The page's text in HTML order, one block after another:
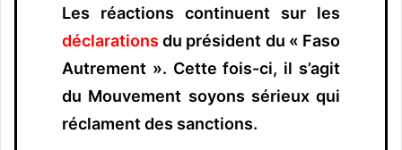
Les réactions continuent sur les
déclarations du président du « Faso
Autrement ». Cette fois-ci, il s’agit
du Mouvement soyons sérieux qui
réclament des sanctions.